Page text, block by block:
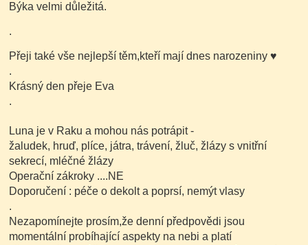
Býka velmi důležitá.
.
Přeji také vše nejlepší těm,kteří mají dnes narozeniny♥
.
Krásný den přeje Eva
.
Luna je v Raku a mohou nás potrápit -
žaludek, hruď, plíce, játra, trávení, žluč, žlázy s vnitřní
sekrecí, mléčné žlázy
Operační zákroky ....NE
Doporučení : péče o dekolt a poprsí, nemýt vlasy
.
Nezapomínejte prosím,že denní předpovědi jsou
momentální probíhající aspekty na nebi a platí